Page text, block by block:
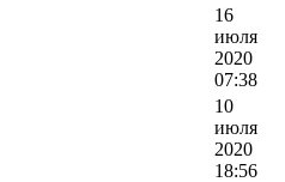
16
июля
2020
07:38
10
июля
2020
18:56